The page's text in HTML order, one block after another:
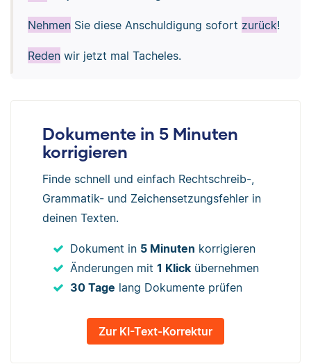
NehmenSie diese Anschuldigung sofort zurück!
Redenwir jetzt mal Tacheles.
Dokumente in 5 Minuten
korrigieren
Finde schnell und einfach Rechtschreib-,
Grammatik- und Zeichensetzungsfehler in
deinen Texten.
Dokument in 5 Minuten korrigieren
Änderungen mit 1 Klick übernehmen
30 Tage lang Dokumente prüfen
Zur KI-Text-Korrektur